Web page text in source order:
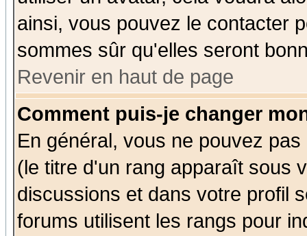
ainsi, vous pouvez le contacter
sommes sûr qu'elles seront
Revenir en haut de page
Comment puis-je changer
En général, vous ne pouvez
(le titre d'un rang apparaît sous
discussions et dans votre profil
forums utilisent les rangs pour